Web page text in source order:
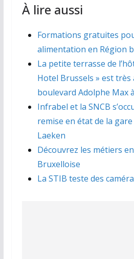
À lire aussi
Formations gratuites
alimentation en Région
La petite terrasse de
Hotel Brussels » est très
boulevard Adolphe Max
Infrabel et la SNCB
remise en état de la
Laeken
Découvrez les métiers
Bruxelloise
La STIB teste des